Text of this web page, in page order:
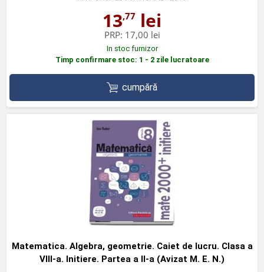
13,77 lei
PRP: 17,00 lei
In stoc furnizor
Timp confirmare stoc: 1 - 2 zile lucratoare
cumpără
Matematica. Algebra, geometrie. Caiet de lucru. Clasa a
VIII-a. Initiere. Partea a II-a (Avizat M. E. N.)